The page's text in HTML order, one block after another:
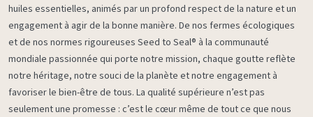
huiles essentielles, animés par un profond respect de la nature et un
engagement à agir de la bonne manière. De nos fermes écologiques
et de nos normes rigoureuses Seed to Seal® à la communauté
mondiale passionnée qui porte notre mission, chaque goutte reflète
notre héritage, notre souci de la planète et notre engagement à
favoriser le bien-être de tous. La qualité supérieure n’est pas
seulement une promesse : c’est le cœur même de tout ce que nous